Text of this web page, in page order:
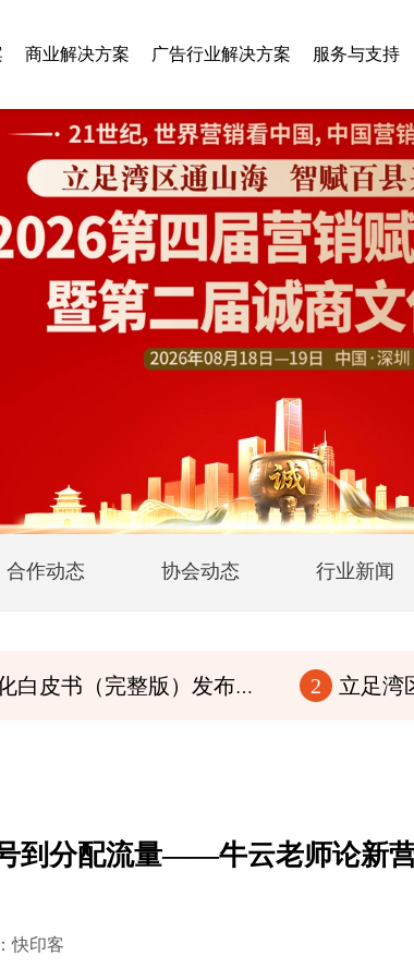
智慧乡村 垃圾分类
商业解决方案
旅游行业 美容行业
广告行业解决方案 服务与支持
合作动态 协会动态 行业新闻
）发布！传华夏文脉，行至诚商道 2 立足湾区通
到分配流量——牛云老师论新
快印客